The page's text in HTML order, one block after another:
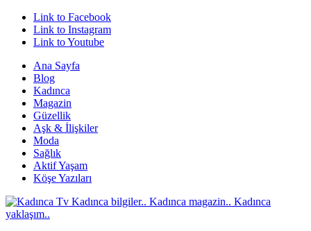
Link to Facebook
Link to Instagram
Link to Youtube
Ana Sayfa
Blog
Kadınca
Magazin
Güzellik
Aşk & İlişkiler
Moda
Sağlık
Aktif Yaşam
Köşe Yazıları